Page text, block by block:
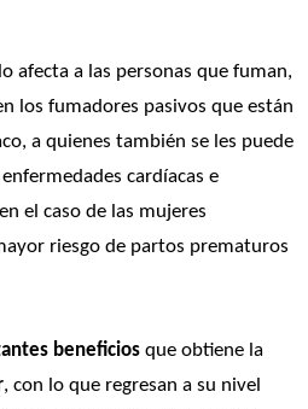
afecta a las personas que fuman,
los fumadores pasivos que están
a quienes también se les puede
enfermedades cardíacas e
el caso de las mujeres
riesgo de partos prematuros
beneficios que obtiene la
, con lo que regresan a su nivel